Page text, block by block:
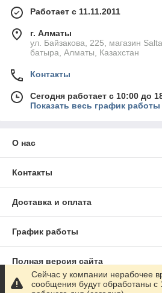
Работает с 11.11.2011
г. Алматы
ул. Байзакова, 225, магазин
батыра, Алматы, Казахстан
Контакты
Сегодня работает с 10:00 до
Показать весь график работы
О нас
Контакты
Доставка и оплата
График работы
Полная версия сайта
Сайт создан на маркетплейсе
Сейчас у компании нерабочее
сообщения будут обработаны с